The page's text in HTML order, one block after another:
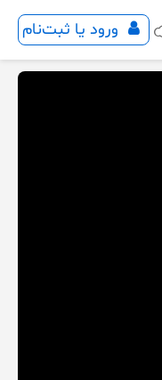
ورود یا ثبت‌نام